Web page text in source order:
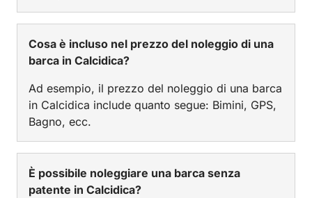
Cosa è incluso nel prezzo del noleggio di una
barca in Calcidica?
Ad esempio, il prezzo del noleggio di una barca
in Calcidica include quanto segue: Bimini, GPS,
Bagno, ecc.
È possibile noleggiare una barca senza
patente in Calcidica?